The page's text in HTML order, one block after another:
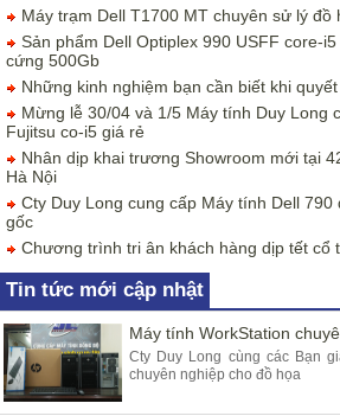
Máy trạm Dell T1700 MT chuyên sử lý đồ
Sản phẩm Dell Optiplex 990 USFF core-
cứng 500Gb
Những kinh nghiệm bạn cần biết khi
Mừng lễ 30/04 và 1/5 Máy tính Duy Long
Fujitsu co-i5 giá rẻ
Nhân dịp khai trương Showroom mới tại
Hà Nội
Cty Duy Long cung cấp Máy tính Dell 790
gốc
Chương trình tri ân khách hàng dịp tết cổ
Tin tức mới cập nhật
Máy tính WorkStation
Cty Duy Long cùng các Bạn
chuyên nghiệp cho đồ họa